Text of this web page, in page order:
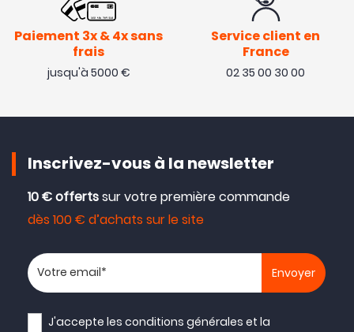
Paiement 3x & 4x sans
frais
jusqu'à 5000 €
Service client en
France
02 35 00 30 00
Inscrivez-vous à la newsletter
10 € offertssur votre première commande
dès 100 € d’achats sur le site
Votre adresse email
J'accepte lesconditions générales et la